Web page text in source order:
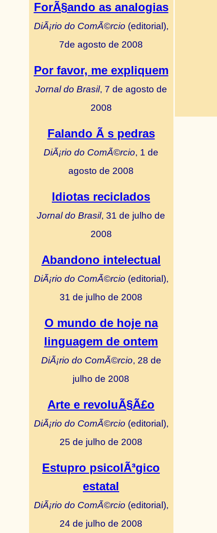
ForÃ§ando as analogias
DiÃ¡rio do ComÃ©rcio (editorial),
7de agosto de 2008
Por favor, me expliquem
Jornal do Brasil, 7 de agosto de
2008
Falando Ã s pedras
DiÃ¡rio do ComÃ©rcio, 1 de
agosto de 2008
Idiotas reciclados
Jornal do Brasil, 31 de julho de
2008
Abandono intelectual
DiÃ¡rio do ComÃ©rcio (editorial),
31 de julho de 2008
O mundo de hoje na
linguagem de ontem
DiÃ¡rio do ComÃ©rcio, 28 de
julho de 2008
Arte e revoluÃ§Ã£o
DiÃ¡rio do ComÃ©rcio (editorial),
25 de julho de 2008
Estupro psicolÃ³gico
estatal
DiÃ¡rio do ComÃ©rcio (editorial),
24 de julho de 2008